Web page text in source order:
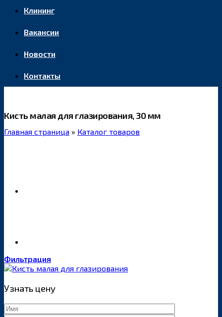
Клининг
Вакансии
Новости
Контакты
Кисть малая для глазирования, 30 мм
Главная страница » Каталог товаров
Фильтрация
Узнать цену